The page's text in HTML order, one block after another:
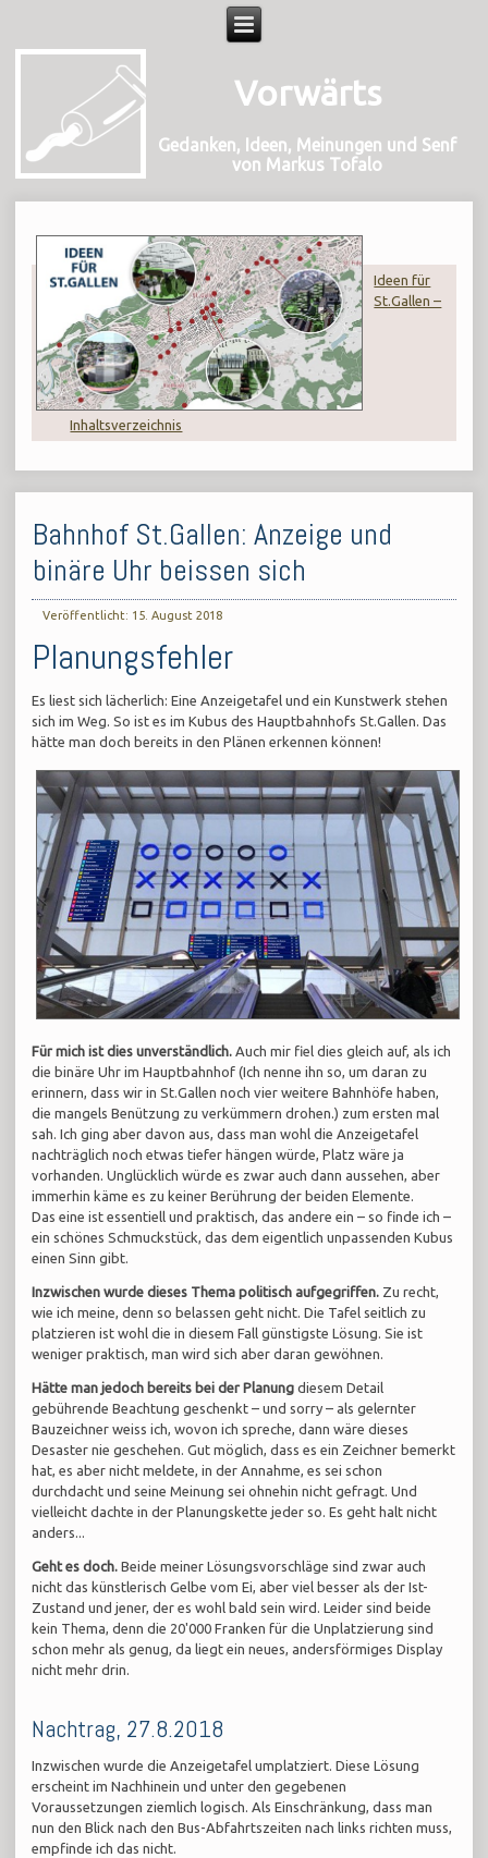
Vorwärts
Gedanken, Ideen, Meinungen und Senf
von Markus Tofalo
Ideen für
St.Gallen –
Inhaltsverzeichnis
Bahnhof St.Gallen: Anzeige und
binäre Uhr beissen sich
Veröffentlicht: 15. August 2018
Planungsfehler
Es liest sich lächerlich: Eine Anzeigetafel und ein Kunstwerk stehen
sich im Weg. So ist es im Kubus des Hauptbahnhofs St.Gallen. Das
hätte man doch bereits in den Plänen erkennen können!
Für mich ist dies unverständlich. Auch mir fiel dies gleich auf, als ich
die binäre Uhr im Hauptbahnhof (Ich nenne ihn so, um daran zu
erinnern, dass wir in St.Gallen noch vier weitere Bahnhöfe haben,
die mangels Benützung zu verkümmern drohen.) zum ersten mal
sah. Ich ging aber davon aus, dass man wohl die Anzeigetafel
nachträglich noch etwas tiefer hängen würde, Platz wäre ja
vorhanden. Unglücklich würde es zwar auch dann aussehen, aber
immerhin käme es zu keiner Berührung der beiden Elemente.
Das eine ist essentiell und praktisch, das andere ein – so finde ich –
ein schönes Schmuckstück, das dem eigentlich unpassenden Kubus
einen Sinn gibt.
Inzwischen wurde dieses Thema politisch aufgegriffen. Zu recht,
wie ich meine, denn so belassen geht nicht. Die Tafel seitlich zu
platzieren ist wohl die in diesem Fall günstigste Lösung. Sie ist
weniger praktisch, man wird sich aber daran gewöhnen.
Hätte man jedoch bereits bei der Planung diesem Detail
gebührende Beachtung geschenkt – und sorry – als gelernter
Bauzeichner weiss ich, wovon ich spreche, dann wäre dieses
Desaster nie geschehen. Gut möglich, dass es ein Zeichner bemerkt
hat, es aber nicht meldete, in der Annahme, es sei schon
durchdacht und seine Meinung sei ohnehin nicht gefragt. Und
vielleicht dachte in der Planungskette jeder so. Es geht halt nicht
anders...
Geht es doch. Beide meiner Lösungsvorschläge sind zwar auch
nicht das künstlerisch Gelbe vom Ei, aber viel besser als der Ist-
Zustand und jener, der es wohl bald sein wird. Leider sind beide
kein Thema, denn die 20'000 Franken für die Unplatzierung sind
schon mehr als genug, da liegt ein neues, andersförmiges Display
nicht mehr drin.
Nachtrag, 27.8.2018
Inzwischen wurde die Anzeigetafel umplatziert. Diese Lösung
erscheint im Nachhinein und unter den gegebenen
Voraussetzungen ziemlich logisch. Als Einschränkung, dass man
nun den Blick nach den Bus-Abfahrtszeiten nach links richten muss,
empfinde ich das nicht.